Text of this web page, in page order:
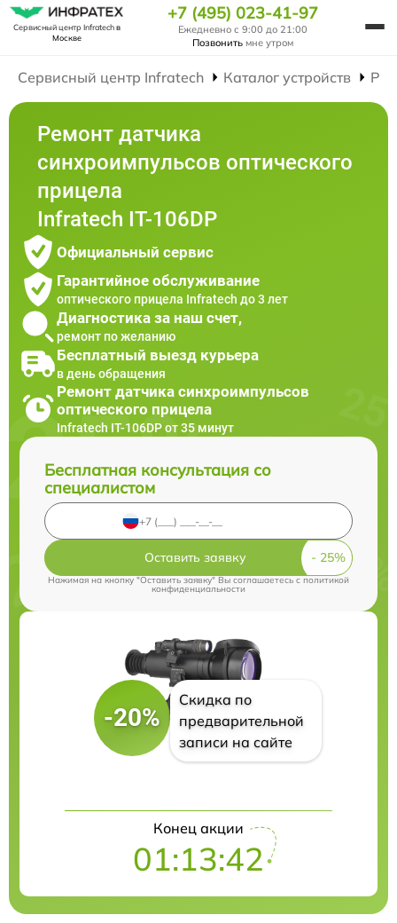
Сервисный центр Infratechв
Москве
+7 (495) 023-41-97
Ежедневно с 9:00 до 21:00
Позвонить мне утром
Сервисный центр Infratech Каталог устройств
Ремонт датчика
синхроимпульсов оптического
прицела
Infratech IT-106DP
Официальный сервис
Гарантийное обслуживание
оптического прицела Infratech до 3 лет
Диагностика за наш счет,
ремонт по желанию
Бесплатный выезд курьера
в день обращения
Ремонт датчика синхроимпульсов
оптического прицела
Infratech IT-106DP от 35 минут
Бесплатная консультация со
специалистом
Оставить заявку
Нажимая на кнопку "Оставить заявку" Вы соглашаетесь cполитикой
конфиденциальности
-20%
Скидка по
предварительной
записи на сайте
Конец акции
01:13:41